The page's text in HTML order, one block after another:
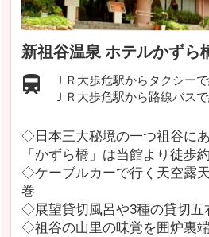
新祖谷温泉 ホテルかずら
ＪＲ大歩危駅からタクシーで
ＪＲ大歩危駅から路線バスで
◇日本三大秘境の一つ祖谷に
「かずら橋」は当館より徒歩
◇ケーブルカーで行く天空露
巻
◇展望貸切風呂や3種の貸切五
◇祖谷の山里の味覚を囲炉裏